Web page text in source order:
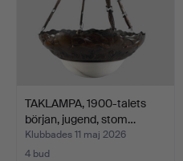
TAKLAMPA, 1900-talets
början, jugend, stom…
Klubbades 11 maj 2026
4 bud